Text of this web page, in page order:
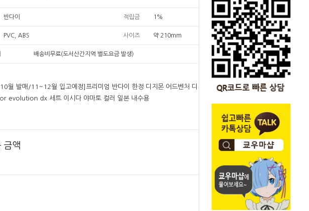
반다이 적립금 1%
PVC, ABS 사이즈 약 210mm
배송비무료(도서산간지역 별도요금 발생)
월 발매/11~12월 입고예정]프리미엄 반다이 한정 디지몬 어드벤처 디지바이스
evolution dx 세트 이시다 야마토 컬러 일본 내수용
242,000원
금액 242,000원
SOLD OUT